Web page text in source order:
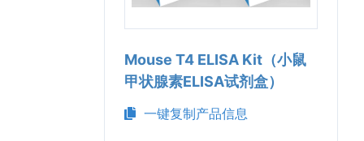
Mouse T4 ELISA Kit（小鼠
甲状腺素ELISA试剂盒）
一键复制产品信息